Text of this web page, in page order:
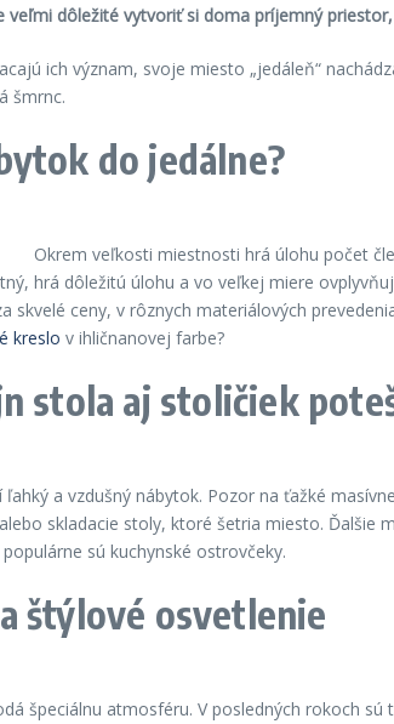
veľmi dôležité vytvoriť si doma príjemný
ich význam, svoje miesto „jedáleň“
šmrnc.
do jedálne?
Okrem veľkosti miestnosti hrá úlohu počet
hrá dôležitú úlohu a vo veľkej miere
skvelé ceny, v rôznych materiálových
kreslo v ihličnanovej farbe?
stola aj stoličiek
a vzdušný nábytok. Pozor na ťažké
skladacie stoly, ktoré šetria miesto.
sú kuchynské ostrovčeky.
štýlové osvetlenie
špeciálnu atmosféru. V posledných rokoch